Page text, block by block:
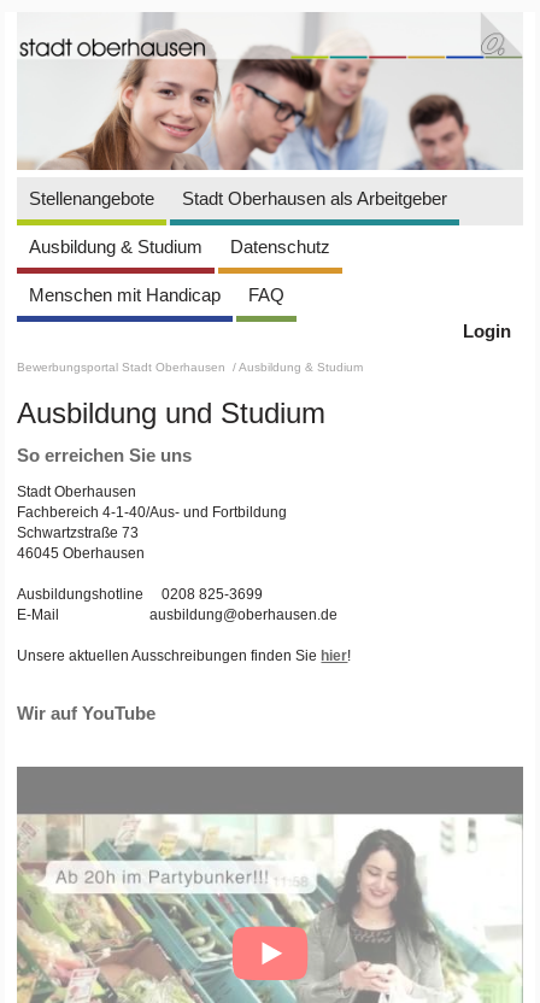
Stellenangebote Stadt Oberhausen als Arbeitgeber
Ausbildung & Studium Datenschutz
Menschen mit Handicap
FAQ
Login
Bewerbungsportal Stadt Oberhausen / Ausbildung & Studium
Ausbildung und Studium
So erreichen Sie uns
Stadt Oberhausen
Fachbereich 4-1-40/Aus- und Fortbildung
Schwartzstraße 73
46045 Oberhausen
Ausbildungshotline 0208 825-3699
E-Mail ausbildung@oberhausen.de
Unsere aktuellen Ausschreibungen finden Sie hier!
Wir auf YouTube